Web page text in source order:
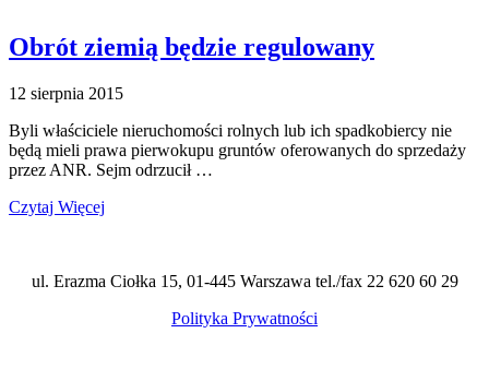
Obrót ziemią będzie regulowany
12 sierpnia 2015
Byli właściciele nieruchomości rolnych lub ich spadkobiercy nie
będą mieli prawa pierwokupu gruntów oferowanych do sprzedaży
przez ANR. Sejm odrzucił …
Czytaj Więcej
ul. Erazma Ciołka 15, 01-445 Warszawa tel./fax 22 620 60 29
Polityka Prywatności